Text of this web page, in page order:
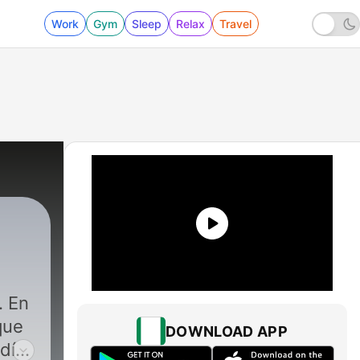
Work Gym Sleep Relax Travel
En
DOWNLOAD APP